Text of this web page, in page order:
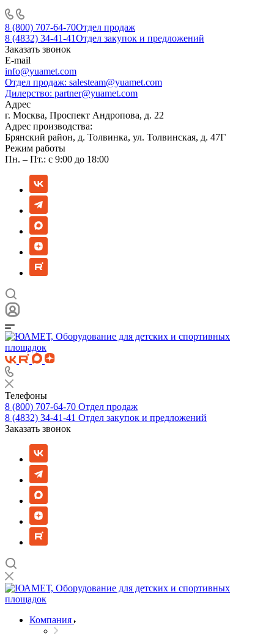
8 (800) 707-64-70Отдел продаж
8 (4832) 34-41-41Отдел закупок и предложений
Заказать звонок
E-mail
info@yuamet.com
Отдел продаж: salesteam@yuamet.com
Дилерство: partner@yuamet.com
Адрес
г. Москва, Проспект Андропова, д. 22
Адрес производства:
Брянский район, д. Толвинка, ул. Толвинская, д. 47Г
Режим работы
Пн. – Пт.: с 9:00 до 18:00
Телефоны
8 (800) 707-64-70 Отдел продаж
8 (4832) 34-41-41 Отдел закупок и предложений
Заказать звонок
Компания